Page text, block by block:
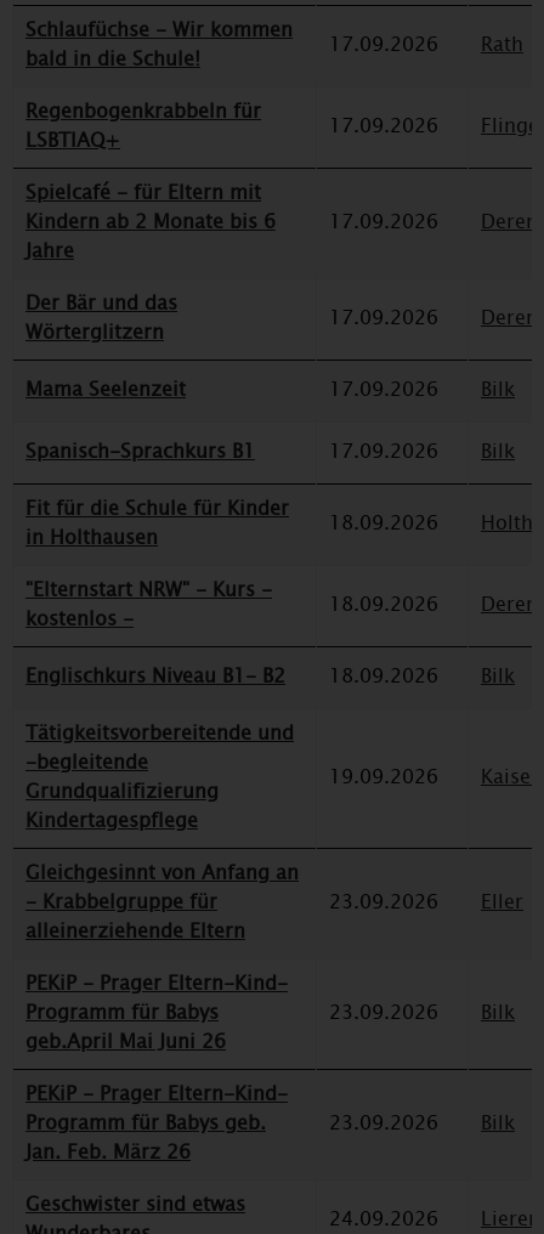
Schlaufüchse - Wir kommen
bald in die Schule!
17.09.2026 Rath
Regenbogenkrabbeln für
LSBTIAQ+
17.09.2026
Spielcafé - für Eltern mit
Kindern ab 2 Monate bis 6
Jahre
17.09.2026
Der Bär und das
Wörterglitzern
17.09.2026
Mama Seelenzeit 17.09.2026 Bilk
Spanisch-Sprachkurs B1 17.09.2026
Bilk
Fit für die Schule für Kinder
in Holthausen
18.09.2026
"Elternstart NRW" - Kurs -
kostenlos -
18.09.2026
Englischkurs Niveau B1- B2 18.09.2026
Bilk
Tätigkeitsvorbereitende und
-begleitende
Grundqualifizierung
Kindertagespflege
19.09.2026
Gleichgesinnt von Anfang an
- Krabbelgruppe für
alleinerziehende Eltern
23.09.2026 Eller
PEKiP - Prager Eltern-Kind-
Programm für Babys
geb.April Mai Juni 26
23.09.2026 Bilk
PEKiP - Prager Eltern-Kind-
Programm für Babys geb.
Jan. Feb. März 26
23.09.2026 Bilk
Geschwister sind etwas
24.09.2026